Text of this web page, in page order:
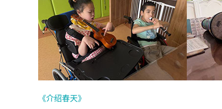
《介绍春天》